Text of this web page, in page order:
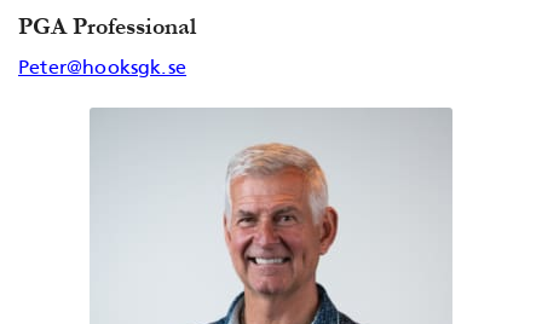
PGA Professional
Peter@hooksgk.se